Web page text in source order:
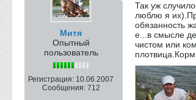
Митя
Опытный
пользователь
Регистрация: 10.06.2007
Сообщения: 712
Так уж
люблю я
обязанность
е...в смысле
чистом или